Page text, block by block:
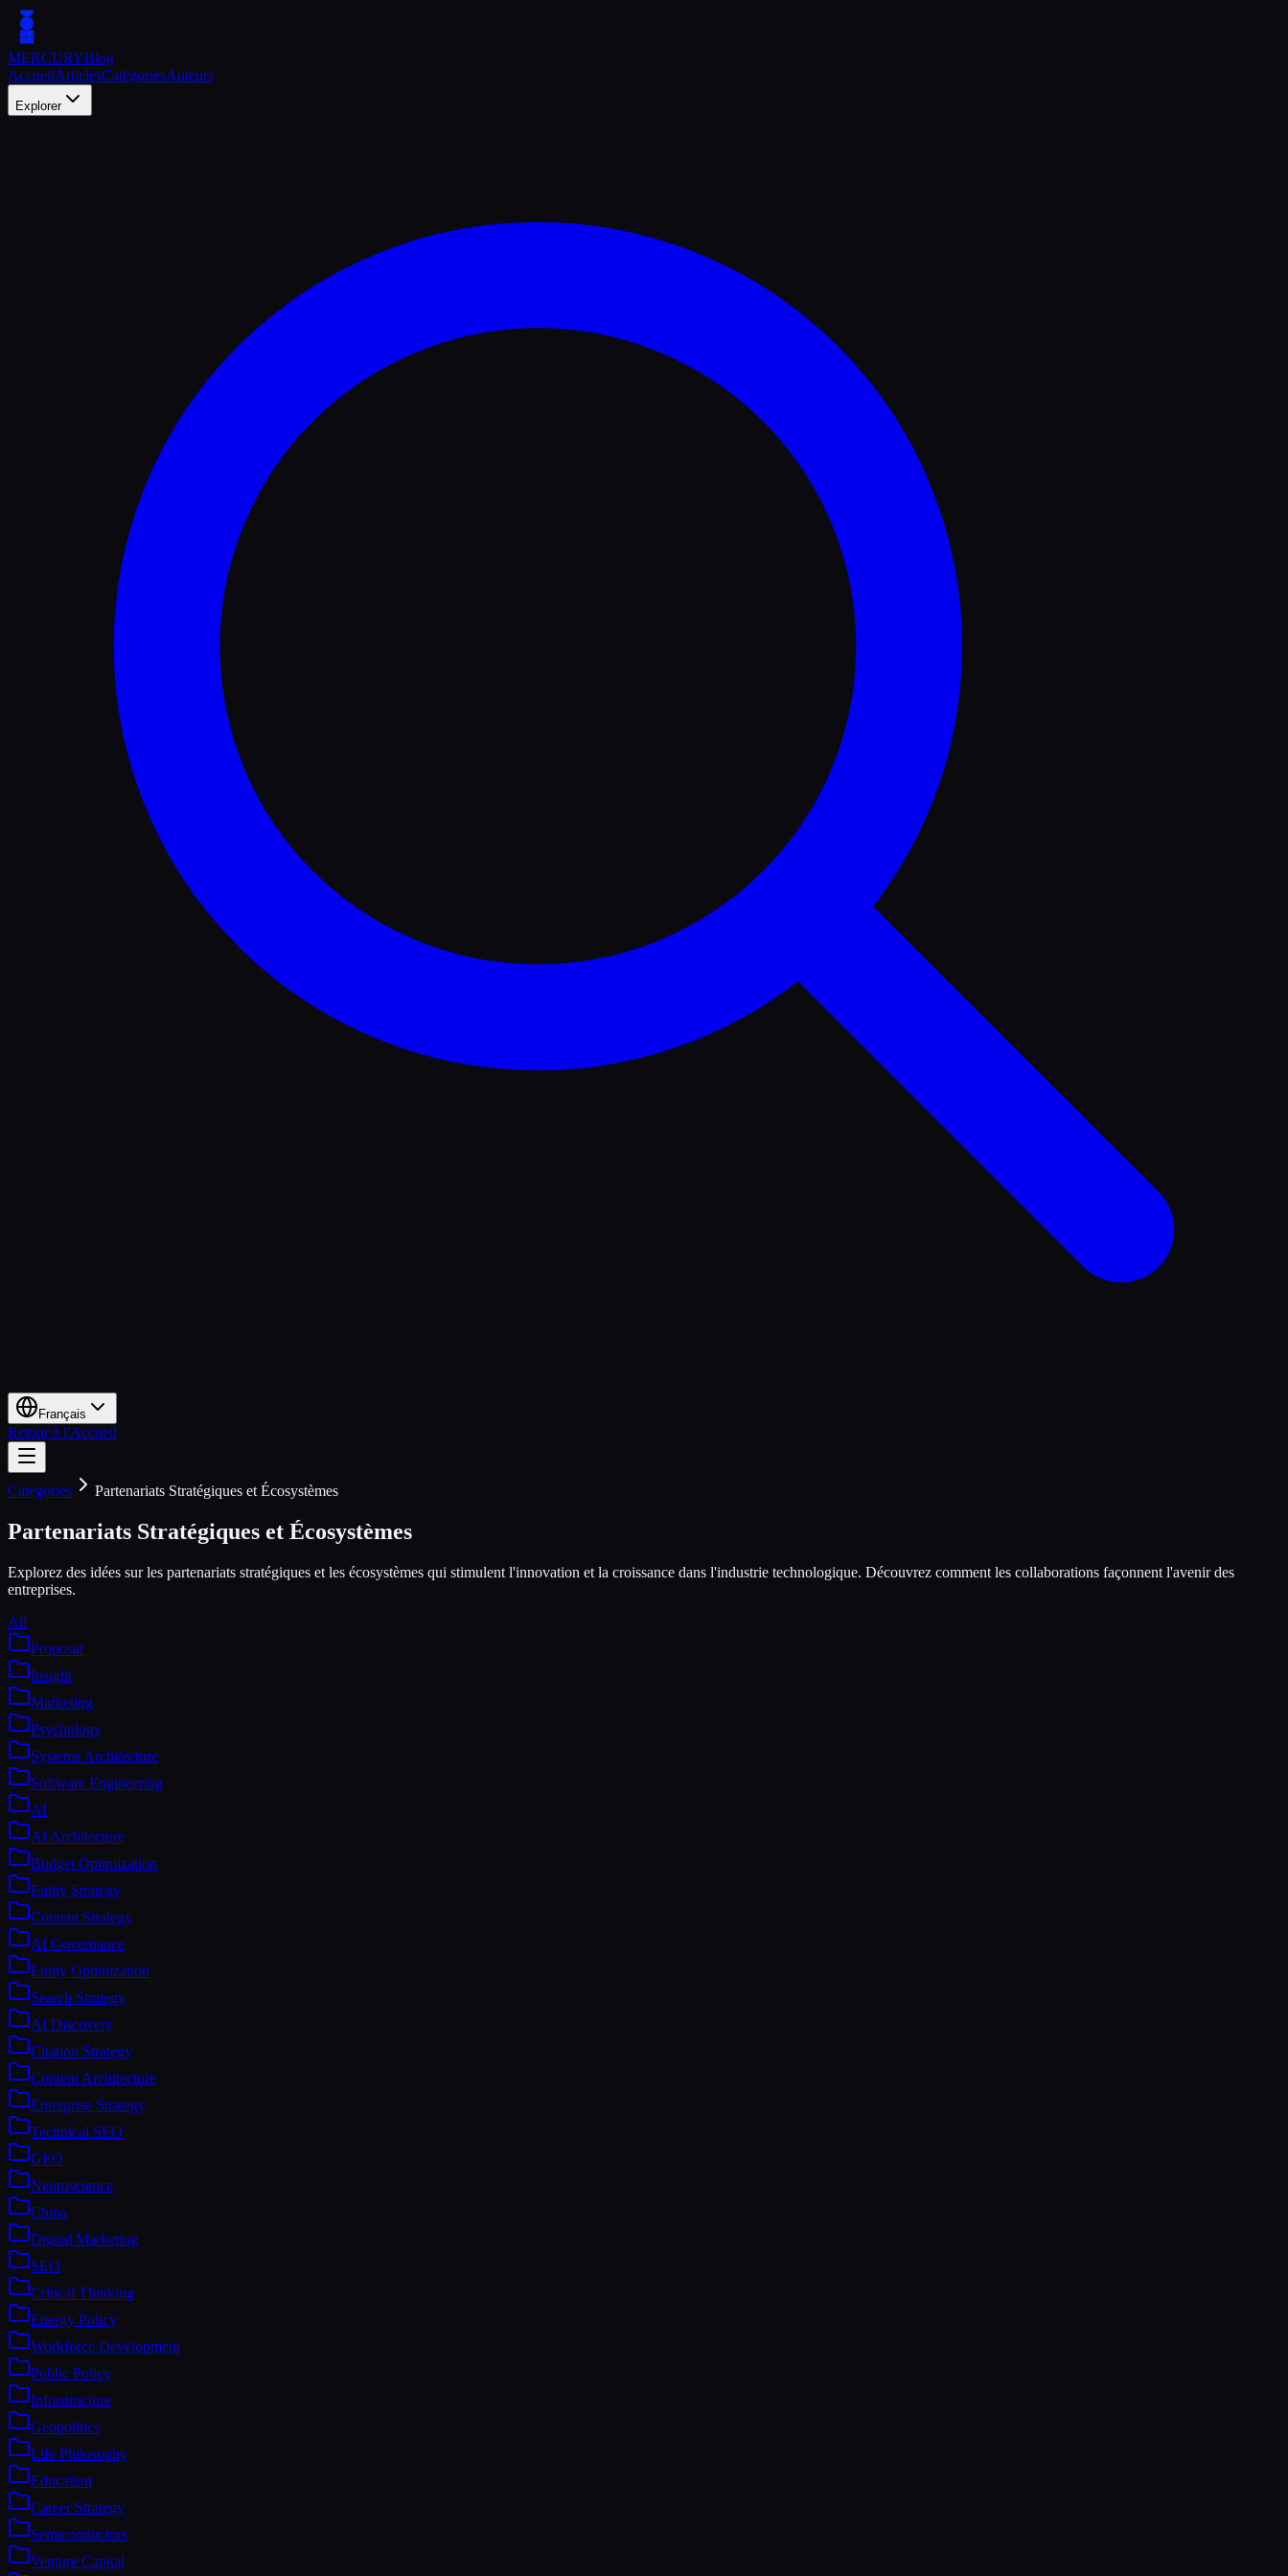
MERCURYBlog
AccueilArticlesCatégoriesAuteurs
Explorer
Français
Retour à l'Accueil
Categories Partenariats Stratégiques et Écosystèmes
Partenariats Stratégiques et Écosystèmes
Explorez des idées sur les partenariats stratégiques et les écosystèmes qui stimulent l'innovation et la croissance dans l'industrie technologique. Découvrez comment les collaborations façonnent l'avenir des
entreprises.
All
Proposal
Insight
Marketing
Psychology
Systems Architecture
Software Engineering
AI
AI Architecture
Budget Optimization
Entity Strategy
Content Strategy
AI Governance
Entity Optimization
Search Strategy
AI Discovery
Citation Strategy
Content Architecture
Enterprise Strategy
Technical SEO
GEO
Neuroscience
China
Digital Marketing
SEO
Critical Thinking
Energy Policy
Workforce Development
Public Policy
Infrastructure
Geopolitics
Life Philosophy
Education
Career Strategy
Semiconductors
Venture Capital